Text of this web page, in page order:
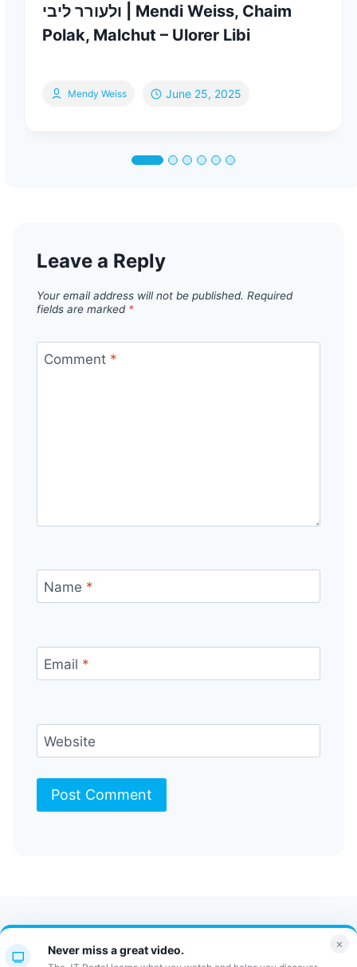
ולעורר ליבי | Mendi Weiss, Chaim
Polak, Malchut – Ulorer Libi
Mendy Weiss June 25, 2025
Leave a Reply
Your email address will not be published. Required
fields are marked *
Comment *
Name *
Email *
Website
Contact Us FAQ
Bulletin
JT Portal
×
Never miss a great video.